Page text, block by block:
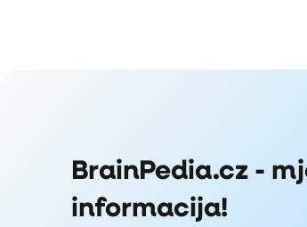
BrainPedia.cz -
informacija!